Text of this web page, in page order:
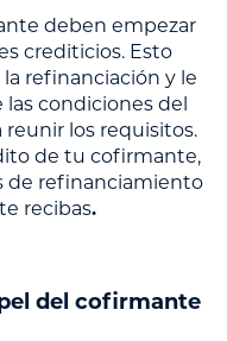
deben empezar
crediticios. Esto
refinanciación y le
las condiciones del
los requisitos.
de tu cofirmante,
de refinanciamiento
recibas.
del cofirmante